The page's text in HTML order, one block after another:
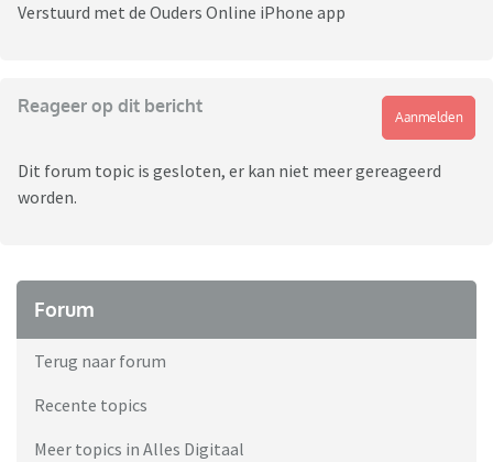
Verstuurd met de Ouders Online iPhone app
Reageer op dit bericht
Aanmelden
Dit forum topic is gesloten, er kan niet meer gereageerd
worden.
Forum
Terug naar forum
Recente topics
Meer topics in Alles Digitaal